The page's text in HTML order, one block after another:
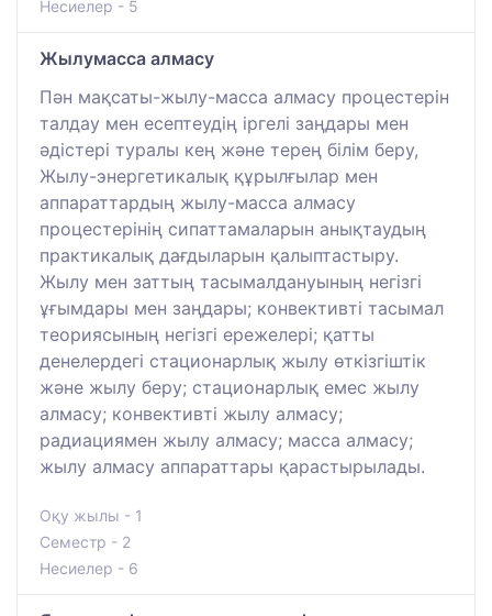
Несиелер - 5
Жылумасса алмасу
Пән мақсаты-жылу-масса алмасу процестерін
талдау мен есептеудің іргелі заңдары мен
әдістері туралы кең және терең білім беру,
Жылу-энергетикалық құрылғылар мен
аппараттардың жылу-масса алмасу
процестерінің сипаттамаларын анықтаудың
практикалық дағдыларын қалыптастыру.
Жылу мен заттың тасымалдануының негізгі
ұғымдары мен заңдары; конвективті тасымал
теориясының негізгі ережелері; қатты
денелердегі стационарлық жылу өткізгіштік
және жылу беру; стационарлық емес жылу
алмасу; конвективті жылу алмасу;
радиациямен жылу алмасу; масса алмасу;
жылу алмасу аппараттары қарастырылады.
Оқу жылы - 1
Семестр - 2
Несиелер - 6